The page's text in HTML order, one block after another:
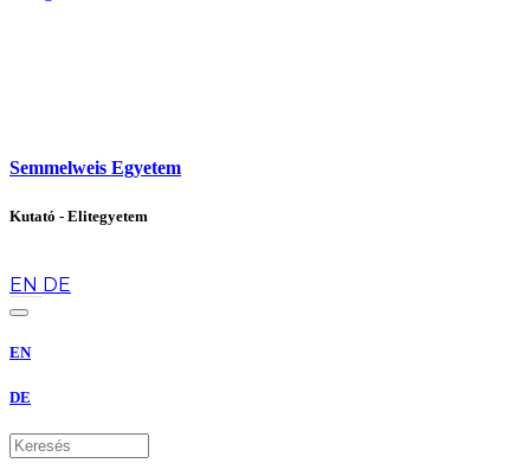
Semmelweis Egyetem
Kutató - Elitegyetem
EN DE
EN
DE